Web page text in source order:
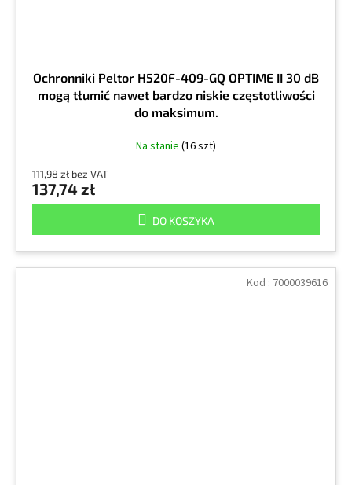
Ochronniki Peltor H520F-409-GQ OPTIME II 30 dB
mogą tłumić nawet bardzo niskie częstotliwości
do maksimum.
Na stanie (16 szt)
111,98 zł bez VAT
137,74 zł
DO KOSZYKA
Kod : 7000039616